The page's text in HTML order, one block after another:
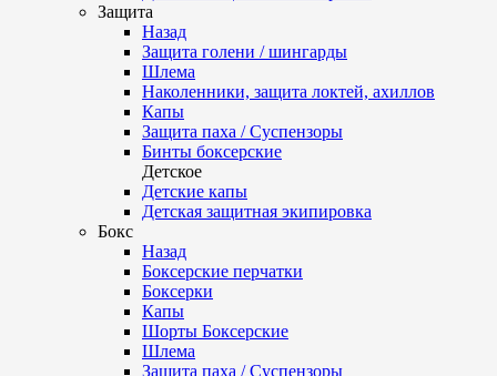
Защита
Назад
Защита голени / шингарды
Шлема
Наколенники, защита локтей, ахиллов
Капы
Защита паха / Суспензоры
Бинты боксерские
Детское
Детские капы
Детская защитная экипировка
Бокс
Назад
Боксерские перчатки
Боксерки
Капы
Шорты Боксерские
Шлема
Защита паха / Суспензоры